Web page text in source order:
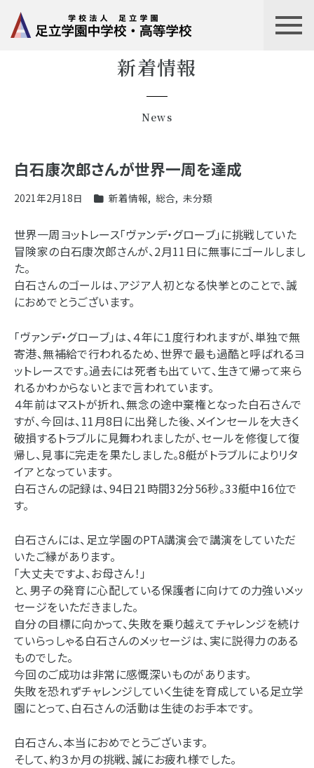
新着情報
News
白石康次郎さんが世界一周を達成
2021年2月18日 新着情報, 総合, 未分類
世界一周ヨットレース「ヴァンデ・グローブ」に挑戦していた
冒険家の白石康次郎さんが、2月11日に無事にゴールしまし
た。
白石さんのゴールは、アジア人初となる快挙とのことで、誠
におめでとうございます。
「ヴァンデ・グローブ」は、４年に１度行われますが、単独で無
寄港、無補給で行われるため、世界で最も過酷と呼ばれるヨ
ットレースです。過去には死者も出ていて、生きて帰って来ら
れるかわからないとまで言われています。
４年前はマストが折れ、無念の途中棄権となった白石さんで
すが、今回は、11月8日に出発した後、メインセールを大きく
破損するトラブルに見舞われましたが、セールを修復して復
帰し、見事に完走を果たしました。8艇がトラブルによりリタ
イアとなっています。
白石さんの記録は、94日21時間32分56秒。33艇中16位で
す。
白石さんには、足立学園のPTA講演会で講演をしていただ
いたご縁があります。
「大丈夫ですよ、お母さん！」
と、男子の発育に心配している保護者に向けての力強いメッ
セージをいただきました。
自分の目標に向かって、失敗を乗り越えてチャレンジを続け
ていらっしゃる白石さんのメッセージは、実に説得力のある
ものでした。
今回のご成功は非常に感慨深いものがあります。
失敗を恐れずチャレンジしていく生徒を育成している足立学
園にとって、白石さんの活動は生徒のお手本です。
白石さん、本当におめでとうございます。
そして、約３か月の挑戦、誠にお疲れ様でした。